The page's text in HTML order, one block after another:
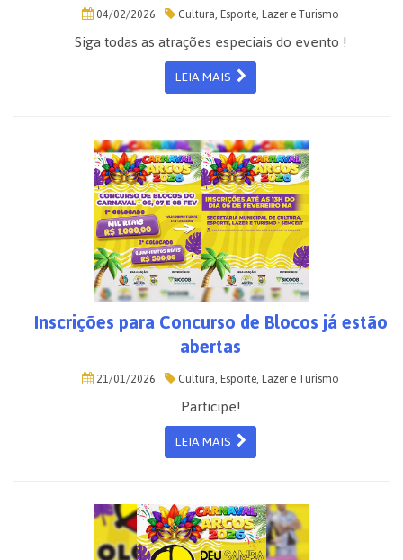
04/02/2026 Cultura, Esporte, Lazer e Turismo
Siga todas as atrações especiais do evento !
LEIA MAIS
Inscrições para Concurso de Blocos já estão
abertas
21/01/2026 Cultura, Esporte, Lazer e Turismo
Participe!
LEIA MAIS